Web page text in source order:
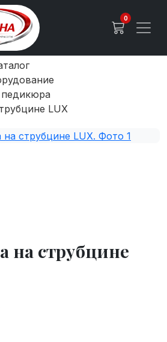
0
LUX
на струбцине